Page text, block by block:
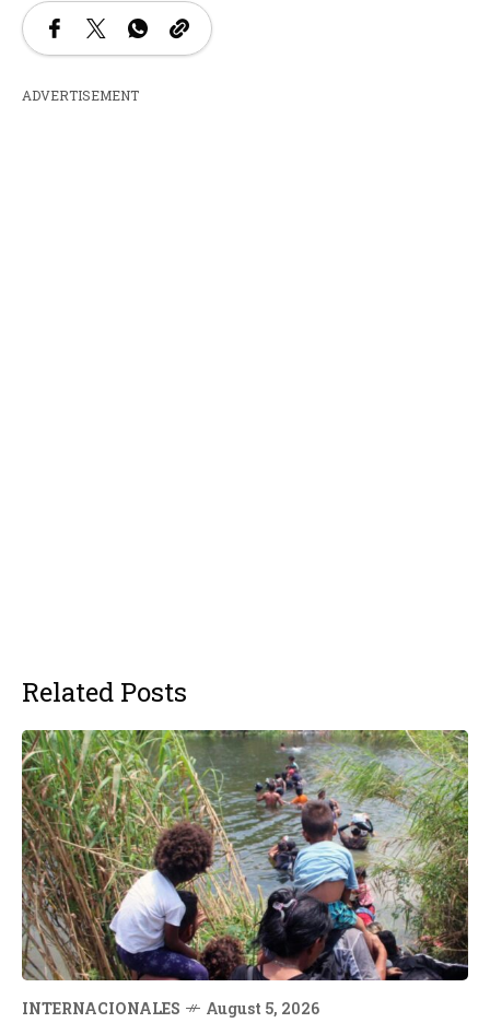
ADVERTISEMENT
Related Posts
INTERNACIONALES August 5, 2026